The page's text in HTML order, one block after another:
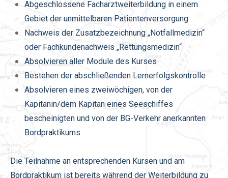
Abgeschlossene Facharztweiterbildung in einem
Gebiet der unmittelbaren Patientenversorgung
Nachweis der Zusatzbezeichnung „Notfallmedizin“
oder Fachkundenachweis „Rettungsmedizin“
Absolvieren aller Module des Kurses
Bestehen der abschließenden Lernerfolgskontrolle
Absolvieren eines zweiwöchigen, von der
Kapitänin/dem Kapitän eines Seeschiffes
bescheinigten und von der BG-Verkehr anerkannten
Bordpraktikums
Die Teilnahme an entsprechenden Kursen und am
Bordpraktikum ist bereits während der Weiterbildung zu